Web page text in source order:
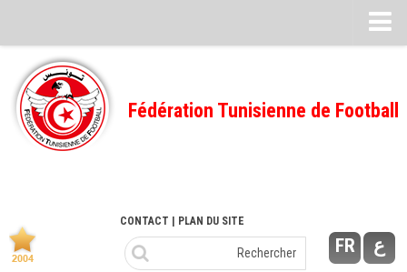
Feuille de match
FMI – 2022/2023
Ligue I – 2022/2023
Ligue I – 2020/2021
Fédération Tunisienne de Football
FR ع
CONTACT | PLAN DU SITE